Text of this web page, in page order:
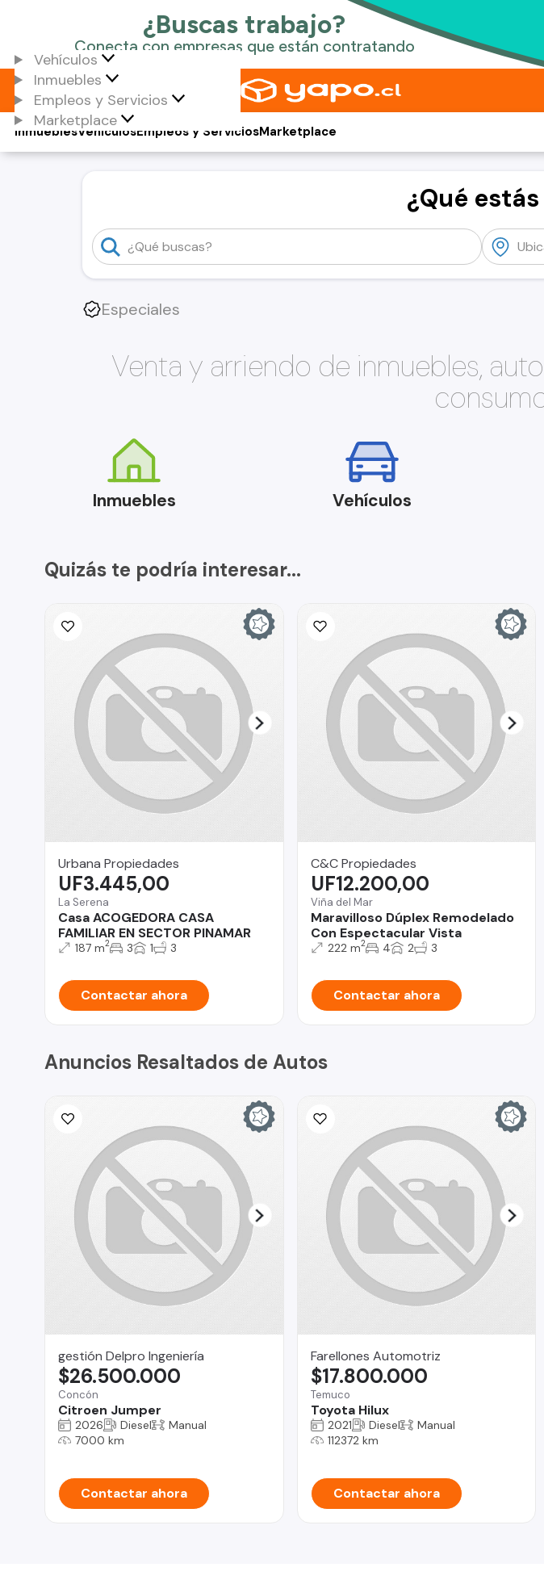
Vehículos
Inmuebles
Empleos y Servicios
Marketplace
Vehículos
Inmuebles Empleos y ServiciosMarketplace
¿Qué
Especiales
Venta y arriendo de inmuebles,
Inmuebles Vehículos
Quizás te podría interesar...
Urbana Propiedades
La Serena
Casa ACOGEDORA CASA
FAMILIAR EN SECTOR PINAMAR
UF3.445,00
187 m2 3 1 3
Contactar ahora
C&C Propiedades
Viña del Mar
Maravilloso Dúplex Remodelado
Con Espectacular Vista
UF12.200,00
222 m2 4 2 3
Contactar ahora
Anuncios Resaltados de Autos
gestión Delpro Ingeniería
Concón
Citroen Jumper
$26.500.000
2026 Diesel
Manual
7000 km
Contactar ahora
Farellones Automotriz
Temuco
Toyota Hilux
$17.800.000
2021 Diesel
Manual
112372 km
Contactar ahora